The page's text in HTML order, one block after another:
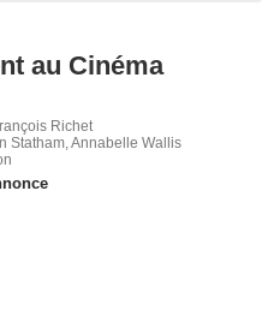
au Cinéma
Richet
Statham, Annabelle Wallis